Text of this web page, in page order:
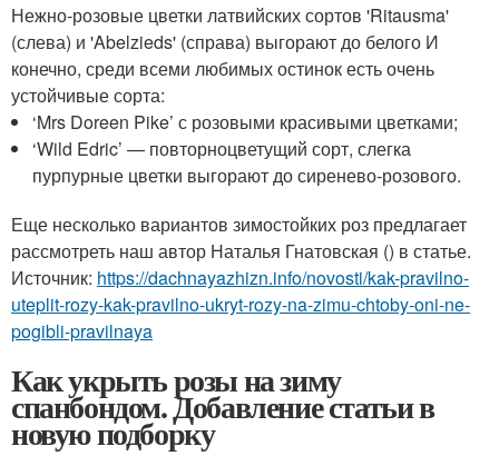
Нежно-розовые цветки латвийских сортов 'Ritausma'
(слева) и 'Abelzieds' (справа) выгорают до белого И
конечно, среди всеми любимых остинок есть очень
устойчивые сорта:
‘Mrs Doreen Pike’ с розовыми красивыми цветками;
‘Wild Edric’ — повторноцветущий сорт, слегка
пурпурные цветки выгорают до сиренево-розового.
Еще несколько вариантов зимостойких роз предлагает
рассмотреть наш автор Наталья Гнатовская () в статье.
Источник: https://dachnayazhizn.info/novosti/kak-pravilno-
uteplit-rozy-kak-pravilno-ukryt-rozy-na-zimu-chtoby-oni-ne-
pogibli-pravilnaya
Как укрыть розы на зиму
спанбондом. Добавление статьи в
новую подборку